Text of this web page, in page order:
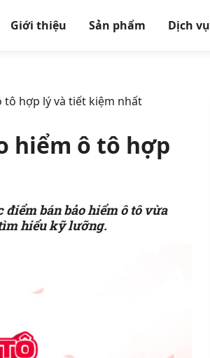
Giới thiệu Sản phẩm Dịch vụ
tô hợp lý và tiết kiệm nhất
hiểm ô tô hợp
bán bảo hiểm ô tô vừa
hiểu kỹ lưỡng.